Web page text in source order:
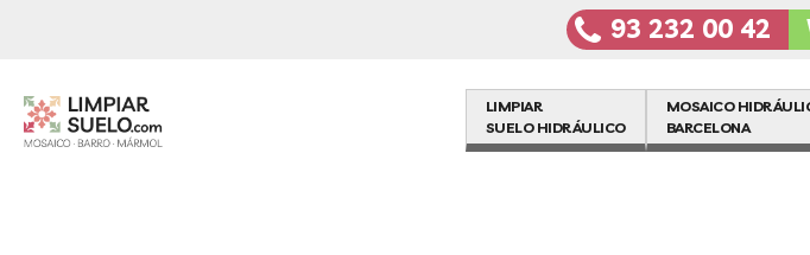
93 232 00 42
LIMPIAR
SUELO HIDRÁULICO
MOSAICO
BARCELONA